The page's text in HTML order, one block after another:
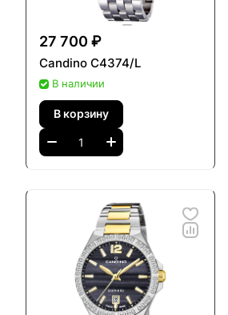
27 700 ₽
Candino C4374/L
В наличии
В корзину